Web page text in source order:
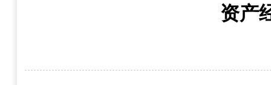
资产